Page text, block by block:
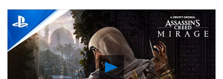
Play
Video